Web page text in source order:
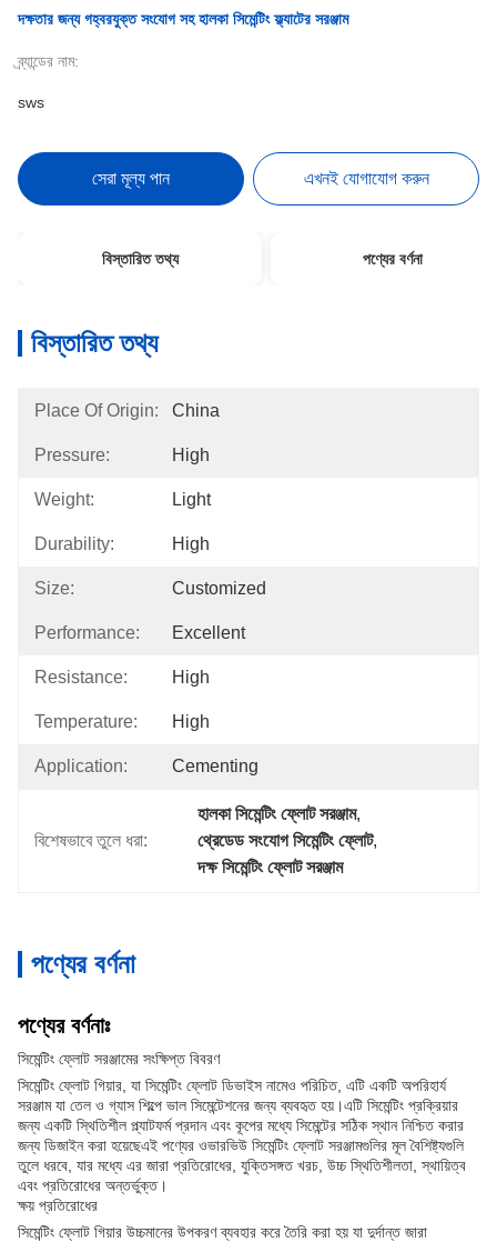
দক্ষতার জন্য গহ্বরযুক্ত সংযোগ সহ হালকা সিমেন্টিং ফ্ল্যাটের সরঞ্জাম
ব্র্যান্ডের নাম:
sws
সেরা মূল্য পান এখনই যোগাযোগ করুন
বিস্তারিত তথ্য পণ্যের বর্ণনা
বিস্তারিত তথ্য
Place Of Origin: China
Pressure: High
Weight: Light
Durability: High
Size: Customized
Performance: Excellent
Resistance: High
Temperature: High
Application: Cementing
বিশেষভাবে তুলে ধরা:
হালকা সিমেন্টিং ফ্লোট সরঞ্জাম,
থ্রেডেড সংযোগ সিমেন্টিং ফ্লোট,
দক্ষ সিমেন্টিং ফ্লোট সরঞ্জাম
পণ্যের বর্ণনা
পণ্যের বর্ণনাঃ
সিমেন্টিং ফ্লোট সরঞ্জামের সংক্ষিপ্ত বিবরণ
সিমেন্টিং ফ্লোট গিয়ার, যা সিমেন্টিং ফ্লোট ডিভাইস নামেও পরিচিত, এটি একটি অপরিহার্য
সরঞ্জাম যা তেল ও গ্যাস শিল্পে ভাল সিমেন্টেশনের জন্য ব্যবহৃত হয়।এটি সিমেন্টিং প্রক্রিয়ার
জন্য একটি স্থিতিশীল প্ল্যাটফর্ম প্রদান এবং কূপের মধ্যে সিমেন্টের সঠিক স্থান নিশ্চিত করার
জন্য ডিজাইন করা হয়েছেএই পণ্যের ওভারভিউ সিমেন্টিং ফ্লোট সরঞ্জামগুলির মূল বৈশিষ্ট্যগুলি
তুলে ধরবে, যার মধ্যে এর জারা প্রতিরোধের, যুক্তিসঙ্গত খরচ, উচ্চ স্থিতিশীলতা, স্থায়িত্ব
এবং প্রতিরোধের অন্তর্ভুক্ত।
ক্ষয় প্রতিরোধের
সিমেন্টিং ফ্লোট গিয়ার উচ্চমানের উপকরণ ব্যবহার করে তৈরি করা হয় যা দুর্দান্ত জারা